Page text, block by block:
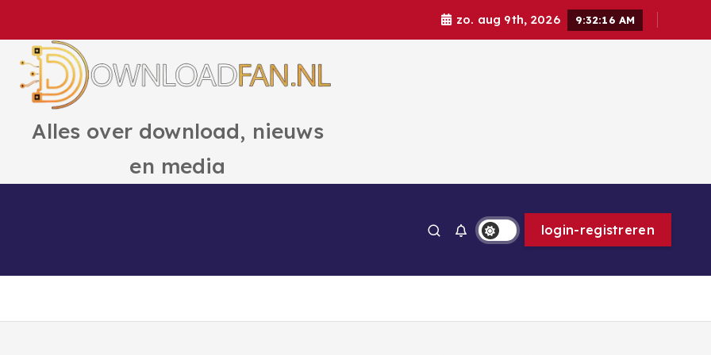
zo. aug 9th, 2026 9:32:17 AM
Alles over download, nieuws
en media
login-registreren